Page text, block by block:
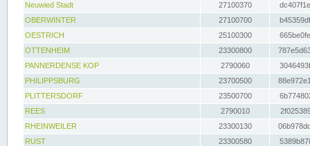
Neuwied Stadt
27100370
OBERWINTER
27100700
OESTRICH
25100300
OTTENHEIM
23300800
PANNERDENSE KOP
2790060
PHILIPPSBURG
23700500
PLITTERSDORF
23500700
REES
2790010
RHEINWEILER
23300130
RUST
23300580